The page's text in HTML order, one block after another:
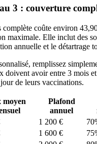
3 : couverture
coûte environ
maximale. Elle inclut des
annuelle et le détartrage
remplissez
doivent avoir entre 3 mois
de leurs vaccinations.
moyen
Plafond
annuel
1 200 €
1 600 €